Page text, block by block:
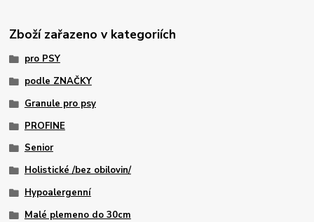
Zboží zařazeno v kategoriích
pro PSY
podle ZNAČKY
Granule pro psy
PROFINE
Senior
Holistické /bez obilovin/
Hypoalergenní
Malé plemeno do 30cm